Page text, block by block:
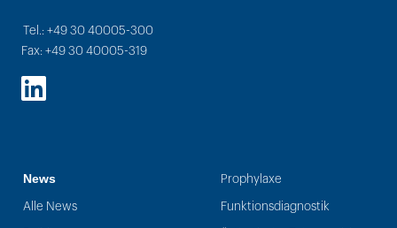
Tel.: +49 30 40005-300
Fax: +49 30 40005-319
LinkedIn
News
Alle News
Prophylaxe
Funktionsdiagnostik